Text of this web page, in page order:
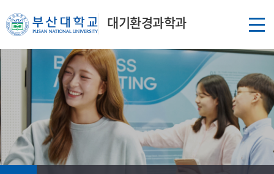
대기환경과학과